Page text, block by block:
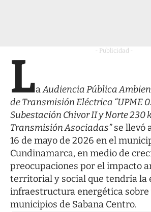
- Publicidad -
LaAudiencia Pública
de Transmisión Eléctrica “UPME
Subestación Chivor II y Norte 230
Transmisión Asociadas”se llevó
16 de mayo de 2026 en el
Cundinamarca, en medio de
preocupaciones por el impacto
territorial y social que tendría la
infraestructura energética sobre
municipios de Sabana Centro.